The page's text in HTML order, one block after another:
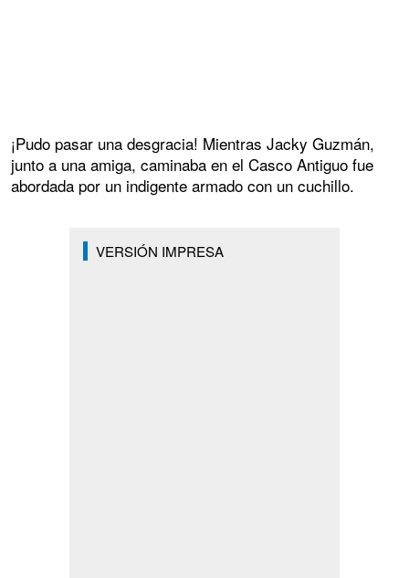
¡Pudo pasar una desgracia! Mientras Jacky Guzmán,
junto a una amiga, caminaba en el Casco Antiguo fue
abordada por un indigente armado con un cuchillo.
VERSIÓN IMPRESA